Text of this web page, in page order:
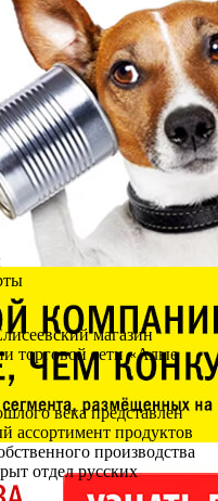
магазин
торговой сети «Алые
века представлен
ассортимент продуктов
производства
отдел русских